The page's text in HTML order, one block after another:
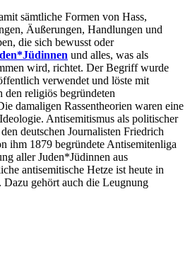
sämtliche Formen von Hass,
Äußerungen, Handlungen und
die sich bewusst oder
und alles, was als
wird, richtet. Der Begriff wurde
verwendet und löste mit
den religiös begründeten
damaligen Rassentheorien waren eine
Antisemitismus als politischer
deutschen Journalisten Friedrich
ihm 1879 begründete Antisemitenliga
aller Juden*Jüdinnen aus
antisemitische Hetze ist heute in
Dazu gehört auch die Leugnung